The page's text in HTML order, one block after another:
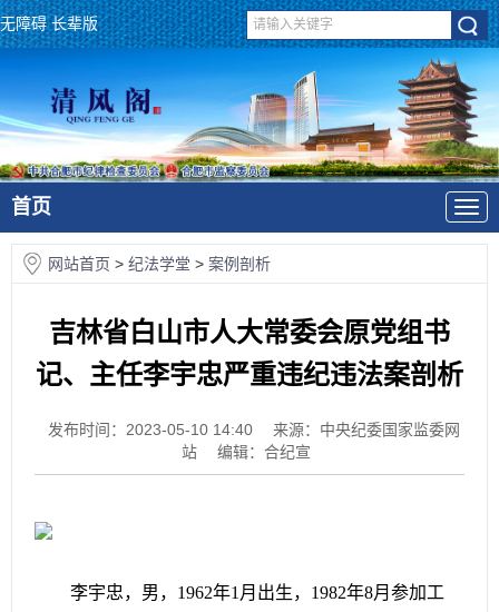
无障碍 长辈版
首页
网站首页 > 纪法学堂 > 案例剖析
吉林省白山市人大常委会原党组书
记、主任李宇忠严重违纪违法案剖析
发布时间：2023-05-10 14:40
来源：中央纪委国家监委网
站
编辑：合纪宣
李宇忠，男，1962年1月出生，1982年8月参加工